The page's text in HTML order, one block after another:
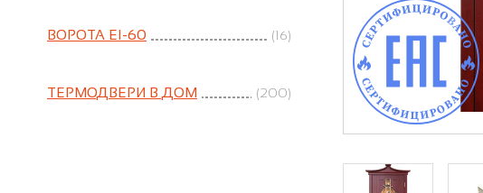
ВОРОТА EI-60 (16)
ТЕРМОДВЕРИ В ДОМ (200)